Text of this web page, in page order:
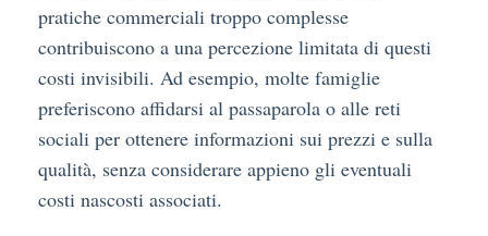
pratiche commerciali troppo complesse
contribuiscono a una percezione limitata di questi
costi invisibili. Ad esempio, molte famiglie
preferiscono affidarsi al passaparola o alle reti
sociali per ottenere informazioni sui prezzi e sulla
qualità, senza considerare appieno gli eventuali
costi nascosti associati.